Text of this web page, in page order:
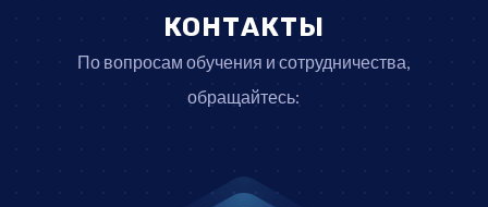
КОНТАКТЫ
По вопросам обучения и сотрудничества,
обращайтесь: